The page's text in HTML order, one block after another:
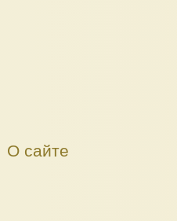
О сайте